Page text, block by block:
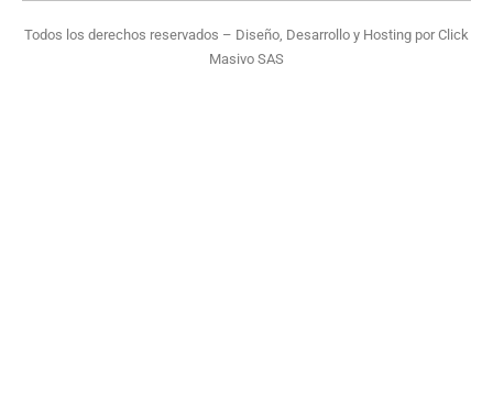
Todos los derechos reservados – Diseño, Desarrollo y Hosting porClick
Masivo SAS